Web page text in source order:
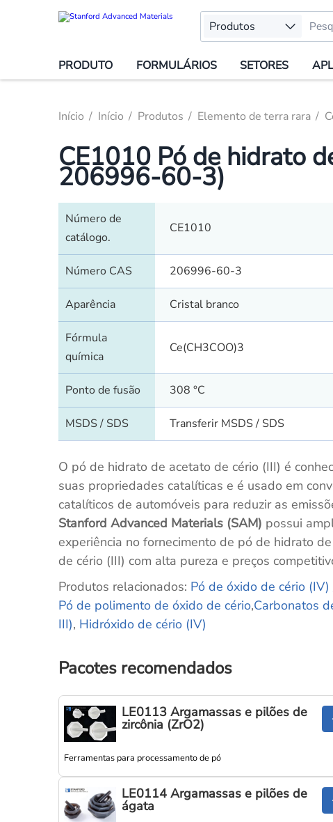
Produtos
PRODUTO FORMULÁRIOS SETORES
Início Início Produtos Elemento de terra rara
CE1010 Pó de hidrato
206996-60-3)
Número de
catálogo.
CE1010
Número CAS 206996-60-3
Aparência Cristal branco
Fórmula
química
Ce(CH3COO)3
Ponto de fusão 308 °C
MSDS / SDS Transferir MSDS / SDS
O pó de hidrato de acetato de cério (III) é
suas propriedades catalíticas e é usado em
catalíticos de automóveis para reduzir as
Stanford Advanced Materials (SAM) possui
experiência no fornecimento de pó de hidrato
de cério (III) com alta pureza e preços
Produtos relacionados: Pó de óxido de cério (IV)
Pó de polimento de óxido de cério,Carbonatos
III), Hidróxido de cério (IV)
Pacotes recomendados
LE0113 Argamassas e pilões de
zircônia (ZrO2)
Ferramentas para processamento de pó
LE0114 Argamassas e pilões de
ágata